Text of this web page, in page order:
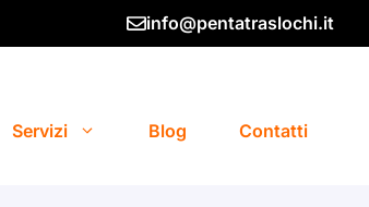
info@pentatraslochi.it
Servizi Blog Contatti